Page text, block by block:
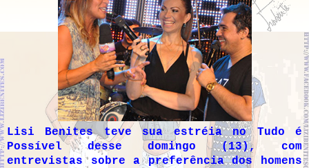
Lisi Benites teve sua estréia no Tudo é
Possível desse domingo (13), com
entrevistas sobre a preferência dos homens